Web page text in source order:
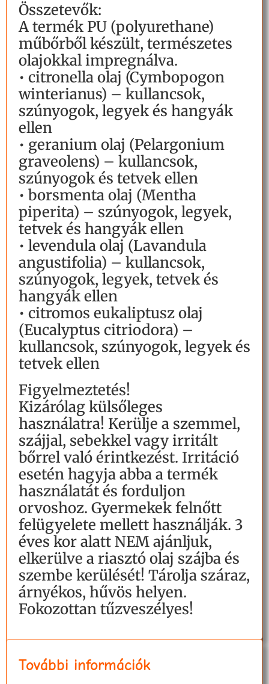
Összetevők:
A termék PU (polyurethane)
műbőrből készült, természetes
olajokkal impregnálva.
• citronella olaj (Cymbopogon
winterianus) – kullancsok,
szúnyogok, legyek és hangyák
ellen
• geranium olaj (Pelargonium
graveolens) – kullancsok,
szúnyogok és tetvek ellen
• borsmenta olaj (Mentha
piperita) – szúnyogok, legyek,
tetvek és hangyák ellen
• levendula olaj (Lavandula
angustifolia) – kullancsok,
szúnyogok, legyek, tetvek és
hangyák ellen
• citromos eukaliptusz olaj
(Eucalyptus citriodora) –
kullancsok, szúnyogok, legyek és
tetvek ellen
Figyelmeztetés!
Kizárólag külsőleges
használatra! Kerülje a szemmel,
szájjal, sebekkel vagy irritált
bőrrel való érintkezést. Irritáció
esetén hagyja abba a termék
használatát és forduljon
orvoshoz. Gyermekek felnőtt
felügyelete mellett használják. 3
éves kor alatt NEM ajánljuk,
elkerülve a riasztó olaj szájba és
szembe kerülését! Tárolja száraz,
árnyékos, hűvös helyen.
Fokozottan tűzveszélyes!
További információk